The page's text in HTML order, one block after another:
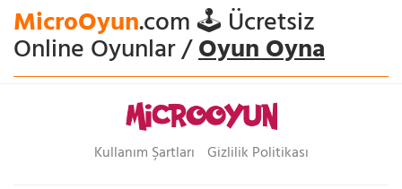
MicroOyun.com 🕹️ Ücretsiz
Online Oyunlar /Oyun Oyna
Kullanım Şartları Gizlilik Politikası